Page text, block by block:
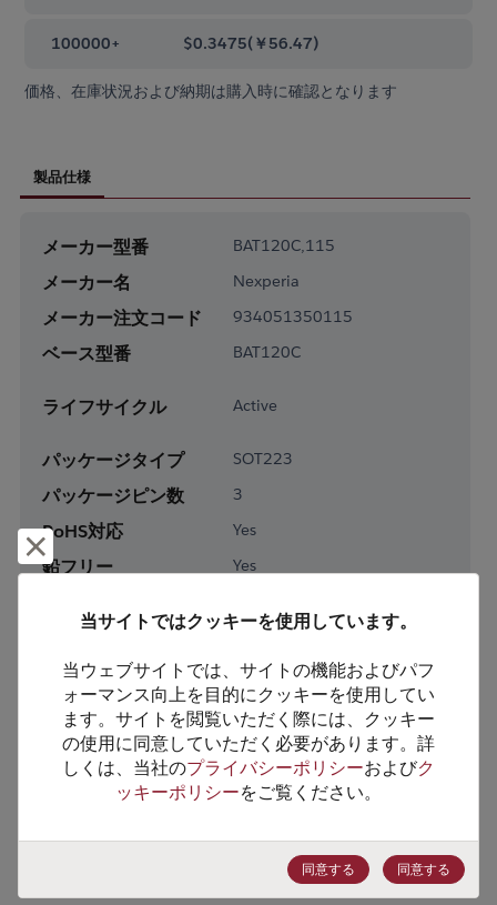
100000+ $0.3475(￥56.47)
価格、在庫状況および納期は購入時に確認となります
製品仕様
メーカー型番 BAT120C,115
メーカー名 Nexperia
メーカー注文コード 934051350115
ベース型番 BAT120C
ライフサイクル Active
パッケージタイプ SOT223
パッケージピン数 3
RoHS対応 Yes
鉛フリー Yes
1000
製品カテゴリー Discretes
製品サブカテゴリー Diodes
製品グループ Rectifier/Schottky Diodes
却下して閉じる
当サイトではクッキーを使用しています。
当ウェブサイトでは、サイトの機能およびパフ
ォーマンス向上を目的にクッキーを使用してい
ます。サイトを閲覧いただく際には、クッキー
の使用に同意していただく必要があります。詳
しくは、当社のプライバシーポリシーおよびク
ッキーポリシーをご覧ください。
同意する 同意する